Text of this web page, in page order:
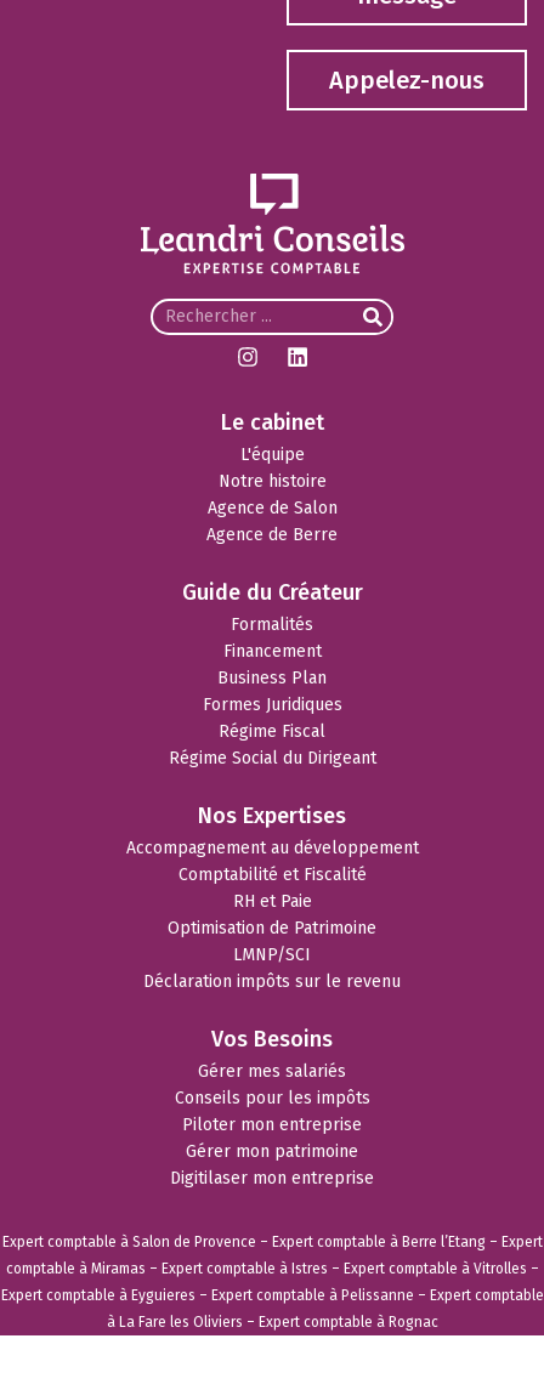
Appelez-nous
Le cabinet
L'équipe
Notre histoire
Agence de Salon
Agence de Berre
Guide du Créateur
Formalités
Financement
Business Plan
Formes Juridiques
Régime Fiscal
Régime Social du Dirigeant
Nos Expertises
Accompagnement au développement
Comptabilité et Fiscalité
RH et Paie
Optimisation de Patrimoine
LMNP/SCI
Déclaration impôts sur le revenu
Vos Besoins
Gérer mes salariés
Conseils pour les impôts
Piloter mon entreprise
Gérer mon patrimoine
Digitilaser mon entreprise
Expert comptable à Salon de Provence – Expert comptable à Berre l’Etang– Expert
comptable à Miramas – Expert comptable à Istres – Expert comptable à Vitrolles –
Expert comptable à Eyguieres – Expert comptable à Pelissanne – Expert comptable
à La Fare les Oliviers – Expert comptable à Rognac